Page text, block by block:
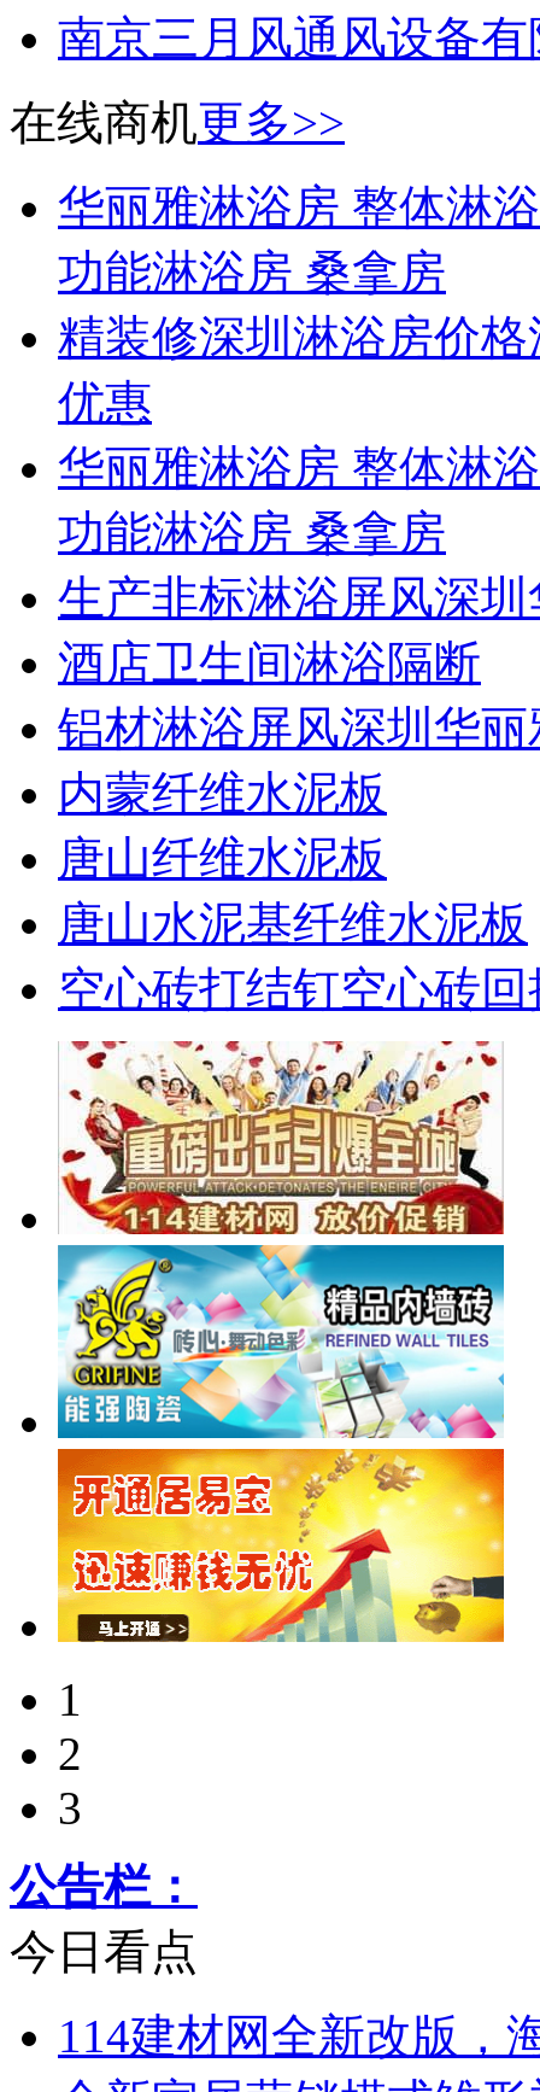
南京三月风通风设备
在线商机更多>>
华丽雅淋浴房 整体淋
功能淋浴房 桑拿房
精装修深圳淋浴房价
优惠
华丽雅淋浴房 整体淋
功能淋浴房 桑拿房
生产非标淋浴屏风深
酒店卫生间淋浴隔断
铝材淋浴屏风深圳华
内蒙纤维水泥板
唐山纤维水泥板
唐山水泥基纤维水泥板
空心砖打结钉空心砖
1
2
3
公告栏：
今日看点
114建材网全新改版，